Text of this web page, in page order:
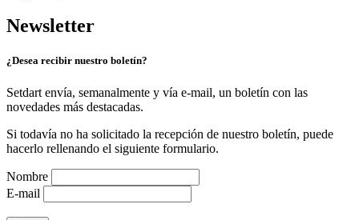
Newsletter
¿Desea recibir nuestro boletín?
Setdart envía, semanalmente y vía e-mail, un boletín con las
novedades más destacadas.
Si todavía no ha solicitado la recepción de nuestro boletín, puede
hacerlo rellenando el siguiente formulario.
Nombre
E-mail